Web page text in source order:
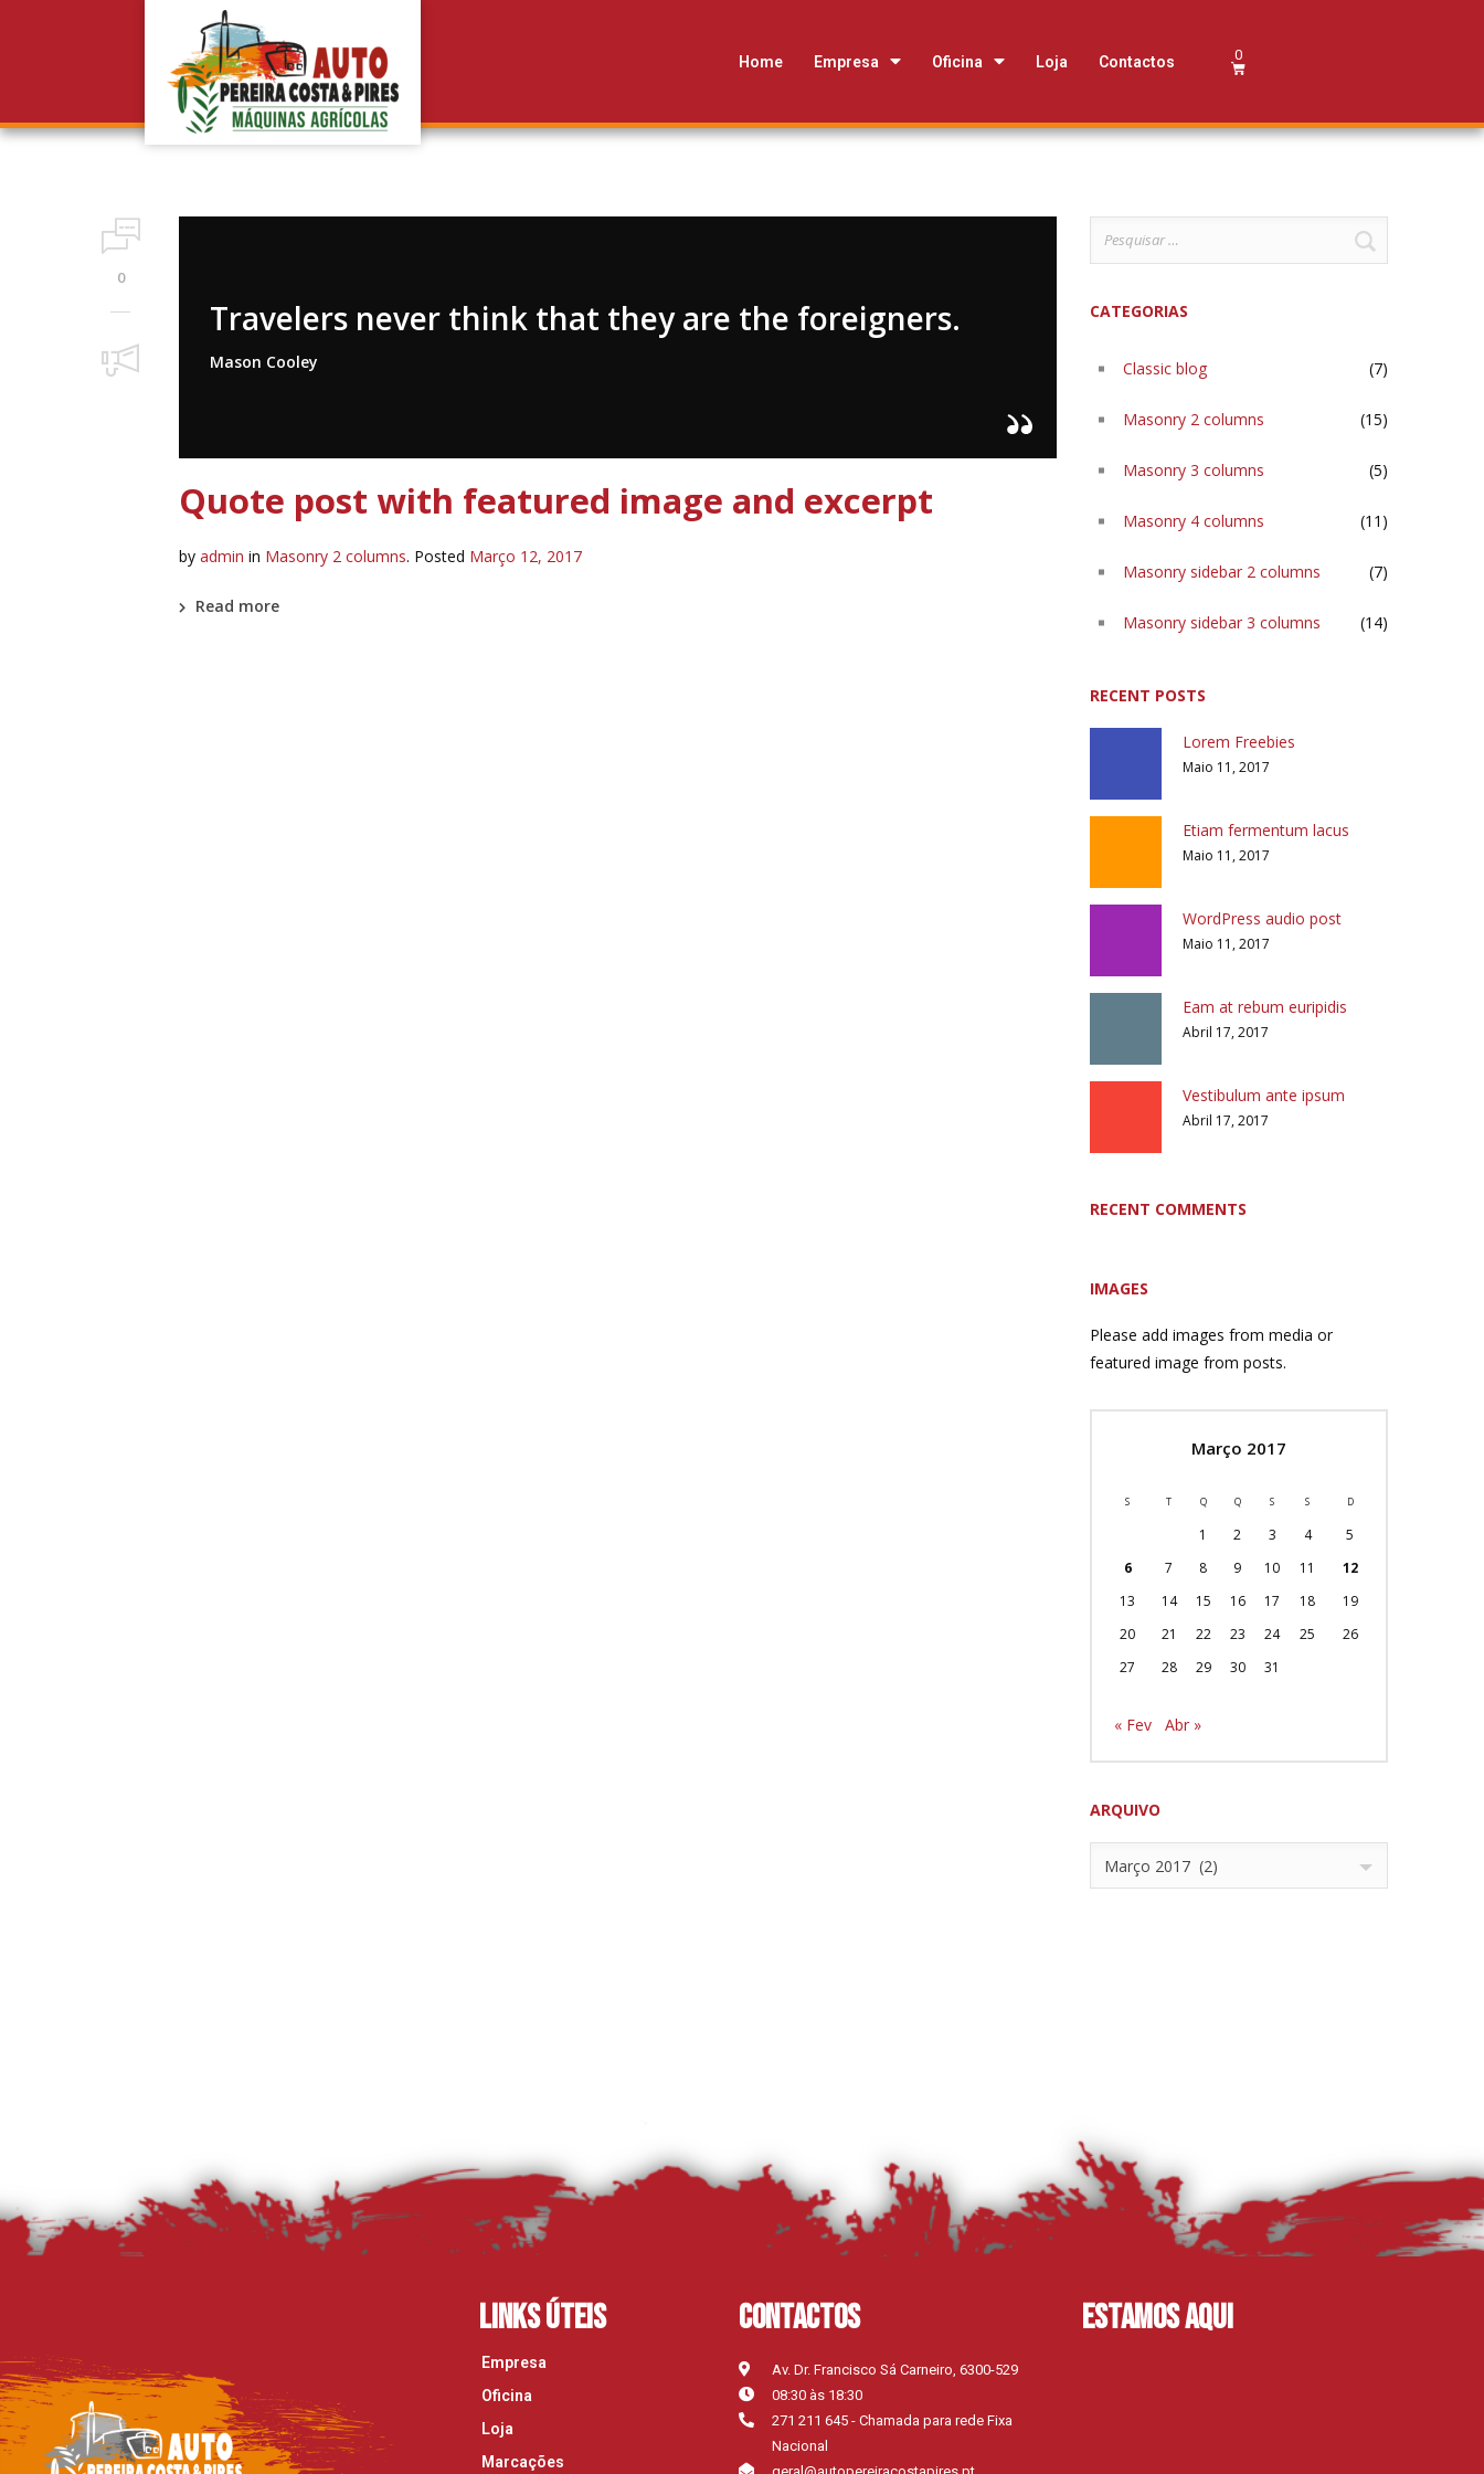
Home Empresa Oficina Loja Contactos
0
Travelers never think that they are the foreigners.
Mason Cooley
Quote post with featured image and excerpt
by admin in Masonry 2 columns. Posted Março 12, 2017
Read more
CATEGORIAS
Classic blog (7)
Masonry 2 columns (15)
Masonry 3 columns (5)
Masonry 4 columns (11)
Masonry sidebar 2 columns (7)
Masonry sidebar 3 columns (14)
RECENT POSTS
Lorem Freebies
Maio 11, 2017
Etiam fermentum lacus
Maio 11, 2017
WordPress audio post
Maio 11, 2017
Eam at rebum euripidis
Abril 17, 2017
Vestibulum ante ipsum
Abril 17, 2017
RECENT COMMENTS
IMAGES
Please add images from media or
featured image from posts.
Março 2017
S T Q Q S S D
1 2 3 4
5
6
7 8 9 10 11
12
13
14 15 16 17 18
19
20
21 22 23 24 25
26
27
28 29 30 31
« Fev Abr »
ARQUIVO
Março 2017 (2)
Links Úteis
Empresa
Oficina
Loja
Marcações
Contactos
Av. Dr. Francisco Sá Carneiro, 6300-529
08:30 às 18:30
271 211 645 - Chamada para rede Fixa
Nacional
Estamos aqui